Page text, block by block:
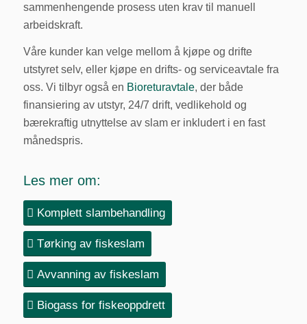
sammenhengende prosess uten krav til manuell
arbeidskraft.
Våre kunder kan velge mellom å kjøpe og drifte
utstyret selv, eller kjøpe en drifts- og serviceavtale fra
oss. Vi tilbyr også en Bioreturavtale, der både
finansiering av utstyr, 24/7 drift, vedlikehold og
bærekraftig utnyttelse av slam er inkludert i en fast
månedspris.
Les mer om:
Komplett slambehandling
Tørking av fiskeslam
Avvanning av fiskeslam
Biogass for fiskeoppdrett